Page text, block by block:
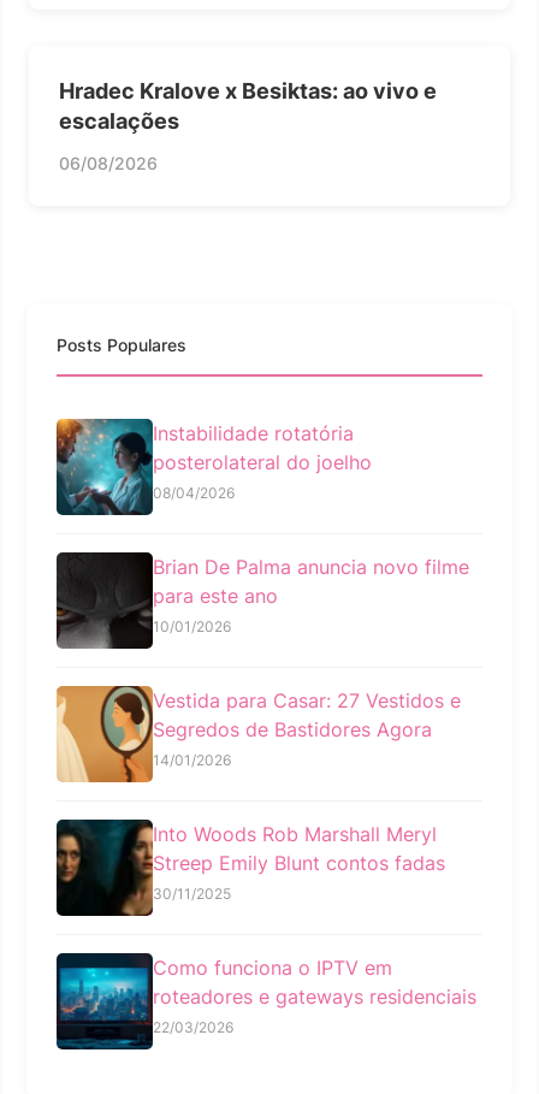
Hradec Kralove x Besiktas: ao vivo e
escalações
06/08/2026
Posts Populares
Instabilidade rotatória
posterolateral do joelho
08/04/2026
Brian De Palma anuncia novo filme
para este ano
10/01/2026
Vestida para Casar: 27 Vestidos e
Segredos de Bastidores Agora
14/01/2026
Into Woods Rob Marshall Meryl
Streep Emily Blunt contos fadas
30/11/2025
Como funciona o IPTV em
roteadores e gateways residenciais
22/03/2026